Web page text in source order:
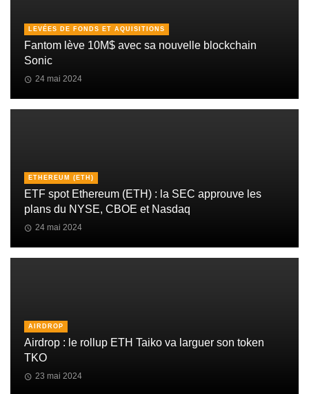
LEVÉES DE FONDS ET AQUISITIONS
Fantom lève 10M$ avec sa nouvelle blockchain
Sonic
24 mai 2024
ETHEREUM (ETH)
ETF spot Ethereum (ETH) : la SEC approuve les
plans du NYSE, CBOE et Nasdaq
24 mai 2024
AIRDROP
Airdrop : le rollup ETH Taiko va larguer son token
TKO
23 mai 2024